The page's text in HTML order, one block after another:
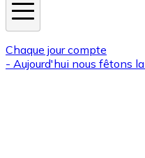
Chaque jour compte
- Aujourd'hui nous fêtons la